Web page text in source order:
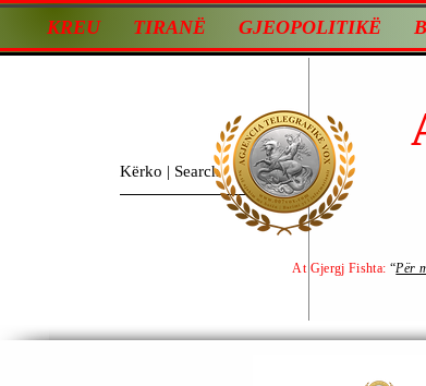
KREU TIRANË GJEOPOLITIKË
At Gjergj Fishta: “Për